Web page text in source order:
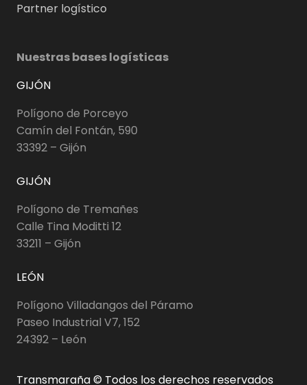
Partner logístico
Nuestras bases logísticas
GIJÓN
Polígono de Porceyo
Camín del Fontán, 590
33392 – Gijón
GIJÓN
Polígono de Tremañes
Calle Tina Moditti 12
33211 – Gijón
LEÓN
Polígono Villadangos del Páramo
Paseo Industrial V7, 152
24392 – León
Transmaraña © Todos los derechos reservados